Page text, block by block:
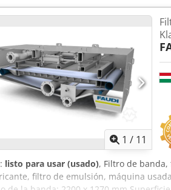
1 / 11
listo para usar (usado), Filtro de
filtro de emulsión, máquina